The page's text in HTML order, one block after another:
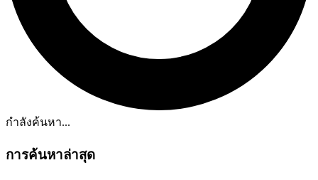
กำลังค้นหา...
การค้นหาล่าสุด